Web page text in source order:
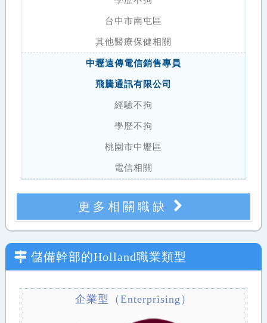
台中市南屯區
其他醫療保健相關
中壢遠傳電信銷售專員
飛騰通訊有限公司
經驗不拘
學歷不拘
桃園市中壢區
電信相關
更多相關職缺
儲備幹部的Holland職業類型
企業型（Enterprising）